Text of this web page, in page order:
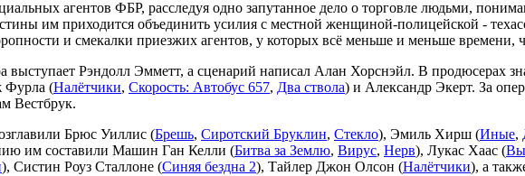
агентов ФБР, расследуя одно запутанное дело о торговле людьми,
им приходится объединить усилия с местной женщиной-полицейской -
и смекалки приезжих агентов, у которых всё меньше и меньше времени,
выступает Рэндолл Эмметт, а сценарий написал Алан Хорснэйл. В продюсерах
Фурла (Налётчики, Скорость: Автобус 657, Два ствола) и Александр Экерт. За
Вестбрук.
Брюс Уиллис (Брешь, Сиротский Бруклин, Стекло), Эмиль Хирш (Иные,
им составили Машин Ган Келли (Битва за Землю, Вирус, Нерв), Лукас Хаас (
), Систин Роуз Сталлоне (Синяя бездна 2), Тайлер Джон Олсон (Налётчики), а